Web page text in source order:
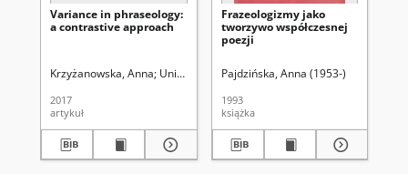
Variance in phraseology:
a contrastive approach
Krzyżanowska, Anna Uniwersytet Marii Curie-Skłodowskiej (Lublin).
2017
artykuł
Frazeologizmy jako
tworzywo współczesnej
poezji
Pajdzińska, Anna (1953-)
1993
książka